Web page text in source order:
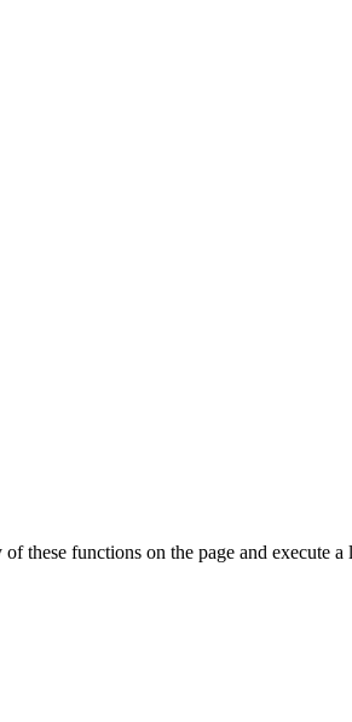
these functions on the page and execute